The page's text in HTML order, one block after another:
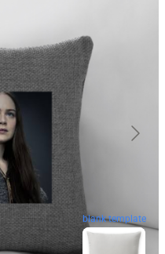
blank template